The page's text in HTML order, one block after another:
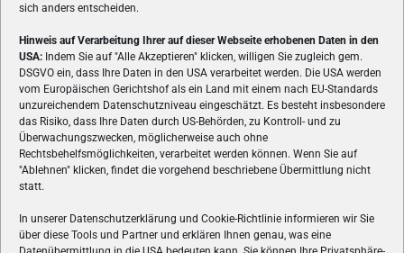
sich anders entscheiden.
Hinweis auf Verarbeitung Ihrer auf dieser Webseite erhobenen Daten in den
USA: Indem Sie auf "Alle Akzeptieren" klicken, willigen Sie zugleich gem.
DSGVO ein, dass Ihre Daten in den USA verarbeitet werden. Die USA werden
vom Europäischen Gerichtshof als ein Land mit einem nach EU-Standards
unzureichendem Datenschutzniveau eingeschätzt. Es besteht insbesondere
das Risiko, dass Ihre Daten durch US-Behörden, zu Kontroll- und zu
Überwachungszwecken, möglicherweise auch ohne
Rechtsbehelfsmöglichkeiten, verarbeitet werden können. Wenn Sie auf
"Ablehnen" klicken, findet die vorgehend beschriebene Übermittlung nicht
statt.
In unserer Datenschutzerklärung und Cookie-Richtlinie informieren wir Sie
über diese Tools und Partner und erklären Ihnen genau, was eine
ÜBER UNS
VON GAMERN, FÜR GAMER! Gamers.at ist das älteste Online-
Spielemagazin Österreichs und bringt täglich aktuelle News,
Reviews und Videos zu PC- und Konsolenspielen, Gaming-
Hardware und aus der Welt des e-Sport's.
FOLGE UNS